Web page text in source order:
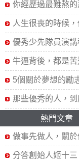
你經歷過最難熬
人生很喪的時候
優秀少先隊員演講
牛逼背後，都是苦
5個關於夢想的勵
那些優秀的人，到
熱門文章
做事先做人，關
分答創始人姬十